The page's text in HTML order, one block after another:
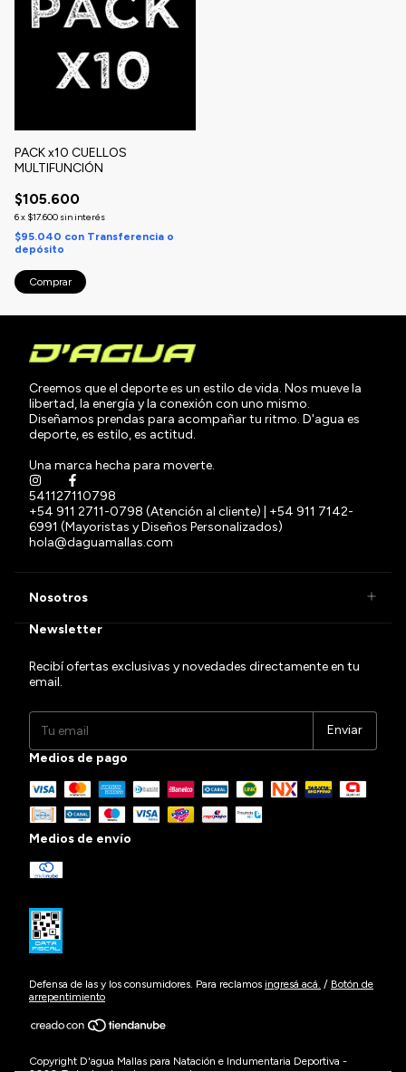
PACK x10 CUELLOS
MULTIFUNCIÓN
$105.600
6x $17.600 sin interés
$95.040 con Transferencia o
depósito
Creemos que el deporte es un estilo de vida. Nos mueve la
libertad, la energía y la conexión con uno mismo.
Diseñamos prendas para acompañar tu ritmo. D'agua es
deporte, es estilo, es actitud.
Una marca hecha para moverte.
541127110798
+54 911 2711-0798 (Atención al cliente) | +54 911 7142-
6991 (Mayoristas y Diseños Personalizados)
hola@daguamallas.com
Nosotros
Newsletter
Recibí ofertas exclusivas y novedades directamente en tu
email.
Medios de pago
Medios de envío
Defensa de las y los consumidores. Para reclamos ingresá acá. / Botón de
arrepentimiento
Copyright D'agua Mallas para Natación e Indumentaria Deportiva -